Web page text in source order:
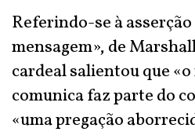
Referindo-se à asserção
mensagem», de
cardeal salientou que
comunica faz parte do
«uma pregação